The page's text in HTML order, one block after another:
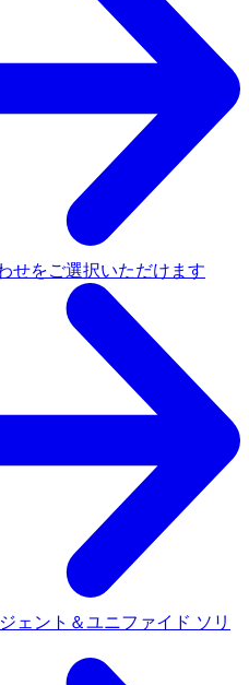
せをご選択いただけます
ェント＆ユニファイド ソリ